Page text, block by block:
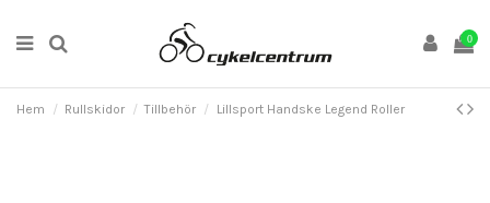
0
Hem Rullskidor Tillbehör Lillsport Handske Legend Roller